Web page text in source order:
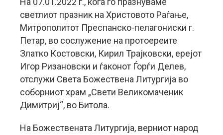
светлиот празник на Христовото Раѓање,
Митрополитот Преспанско-пелагониски г.
Петар, во сослужение на протоереите
Златко Костовски, Кирил Трајковски, ерејот
Игор Ризановски и ѓаконот Ѓорѓи Делев,
отслужи Света Божествена Литургија во
соборниот храм „Свети Великомаченик
Димитриј“, во Битола.
На Божествената Литургија, верниот народ